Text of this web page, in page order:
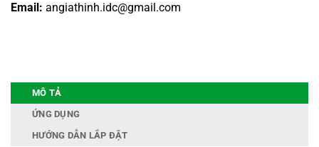
Email: angiathinh.idc@gmail.com
MÔ TẢ
ỨNG DỤNG
HƯỚNG DẪN LẮP ĐẶT